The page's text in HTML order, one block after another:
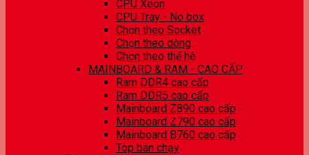
CPU Xeon
CPU Tray - No box
Chọn theo Socket
Chọn theo dòng
Chọn theo thế hệ
MAINBOARD & RAM - CAO CẤP
Ram DDR4 cao cấp
Ram DDR5 cao cấp
Mainboard Z890 cao cấp
Mainboard Z790 cao cấp
Mainboard B760 cao cấp
Top bán chạy